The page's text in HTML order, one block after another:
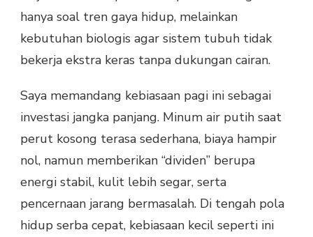
hanya soal tren gaya hidup, melainkan
kebutuhan biologis agar sistem tubuh tidak
bekerja ekstra keras tanpa dukungan cairan.
Saya memandang kebiasaan pagi ini sebagai
investasi jangka panjang. Minum air putih saat
perut kosong terasa sederhana, biaya hampir
nol, namun memberikan “dividen” berupa
energi stabil, kulit lebih segar, serta
pencernaan jarang bermasalah. Di tengah pola
hidup serba cepat, kebiasaan kecil seperti ini